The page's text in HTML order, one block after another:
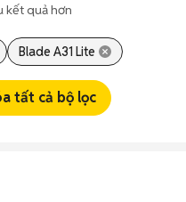
kết quả hơn
Blade A31 Lite
tất cả bộ lọc